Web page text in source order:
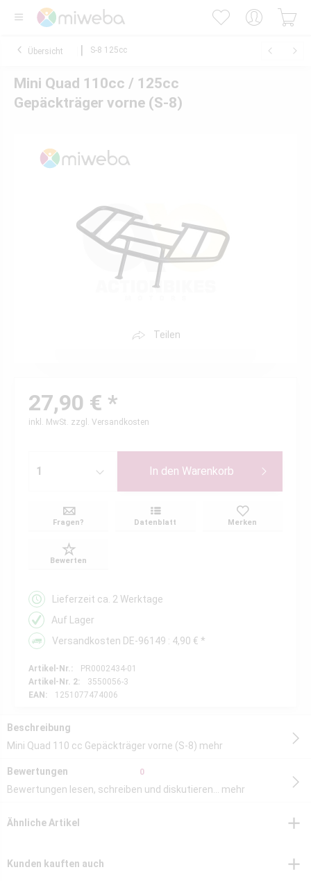
Übersicht S-8 125cc
Mini Quad 110cc / 125cc
Gepäckträger vorne (S-8)
Teilen
27,90 € *
inkl. MwSt. zzgl. Versandkosten
In den Warenkorb
Fragen? Datenblatt Merken
Bewerten
Lieferzeit ca. 2 Werktage
Auf Lager
Versandkosten DE-96149 : 4,90 € *
Artikel-Nr.:
PR0002434-01
Artikel-Nr. 2:
3550056-3
EAN:
1251077474006
Beschreibung
Mini Quad 110 cc Gepäckträger vorne (S-8) mehr
Bewertungen 0
Bewertungen lesen, schreiben und diskutieren... mehr
Ähnliche Artikel
Kunden kauften auch